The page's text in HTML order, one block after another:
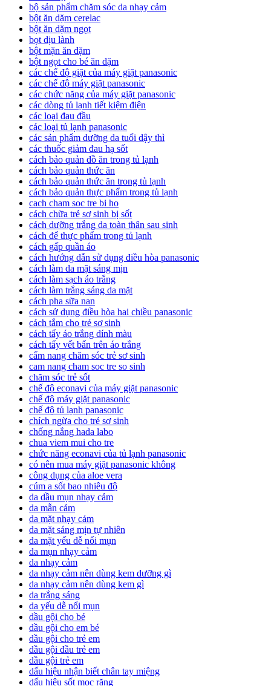
bộ sản phẩm chăm sóc da nhạy cảm
bột ăn dặm cerelac
bột ăn dặm ngọt
bọt dịu lành
bột mặn ăn dặm
bột ngọt cho bé ăn dặm
các chế độ giặt của máy giặt panasonic
các chế độ máy giặt panasonic
các chức năng của máy giặt panasonic
các dòng tủ lạnh tiết kiệm điện
các loại đau đầu
các loại tủ lạnh panasonic
các sản phẩm dưỡng da tuổi dậy thì
các thuốc giảm đau hạ sốt
cách bảo quản đồ ăn trong tủ lạnh
cách bảo quản thức ăn
cách bảo quản thức ăn trong tủ lạnh
cách bảo quản thực phẩm trong tủ lạnh
cach cham soc tre bi ho
cách chữa trẻ sơ sinh bị sốt
cách dưỡng trắng da toàn thân sau sinh
cách để thực phẩm trong tủ lạnh
cách gấp quần áo
cách hướng dẫn sử dụng điều hòa panasonic
cách làm da mặt sáng mịn
cách làm sạch áo trắng
cách làm trắng sáng da mặt
cách pha sữa nan
cách sử dụng điều hòa hai chiều panasonic
cách tắm cho trẻ sơ sinh
cách tẩy áo trắng dính màu
cách tẩy vết bẩn trên áo trắng
cẩm nang chăm sóc trẻ sơ sinh
cam nang cham soc tre so sinh
chăm sóc trẻ sốt
chế độ econavi của máy giặt panasonic
chế độ máy giặt panasonic
chế độ tủ lạnh panasonic
chích ngừa cho trẻ sơ sinh
chống nắng hada labo
chua viem mui cho tre
chức năng econavi của tủ lạnh panasonic
có nên mua máy giặt panasonic không
công dụng của aloe vera
cúm a sốt bao nhiêu độ
da dầu mụn nhạy cảm
da mẫn cảm
da mặt nhạy cảm
da mặt sáng mịn tự nhiên
da mặt yếu dễ nổi mụn
da mụn nhạy cảm
da nhạy cảm
da nhạy cảm nên dùng kem dưỡng gì
da nhạy cảm nên dùng kem gì
da trắng sáng
da yếu dễ nổi mụn
dầu gội cho bé
dầu gội cho em bé
dầu gội cho trẻ em
dầu gội đầu trẻ em
dầu gội trẻ em
dấu hiệu nhận biết chân tay miệng
dấu hiệu sốt mọc răng